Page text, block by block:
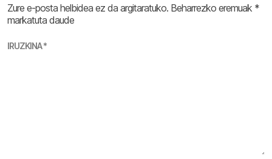
Zure e-posta helbidea ez da argitaratuko. Beharrezko eremuak *
markatuta daude
IRUZKINA*